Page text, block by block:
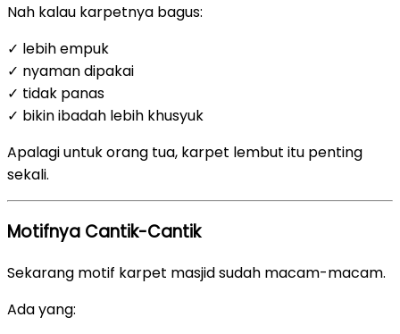
Nah kalau karpetnya bagus:
✓ lebih empuk
✓ nyaman dipakai
✓ tidak panas
✓ bikin ibadah lebih khusyuk
Apalagi untuk orang tua, karpet lembut itu penting
sekali.
Motifnya Cantik-Cantik
Sekarang motif karpet masjid sudah macam-macam.
Ada yang: